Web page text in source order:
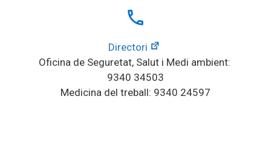
local_phone
Directori
Oficina de Seguretat, Salut i Medi ambient:
9340 34503
Medicina del treball: 9340 24597